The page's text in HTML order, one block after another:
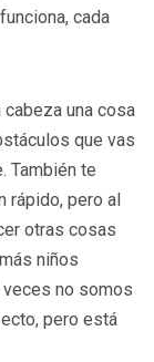
cada
una cosa
que vas
También te
rápido, pero al
otras cosas
niños
no somos
pero está